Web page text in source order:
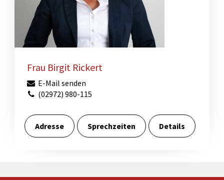
Frau Birgit Rickert
E-Mail senden
(02972) 980-115
Adresse Sprechzeiten Details